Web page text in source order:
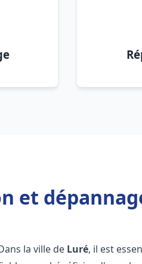
et
la ville de Luré, il est